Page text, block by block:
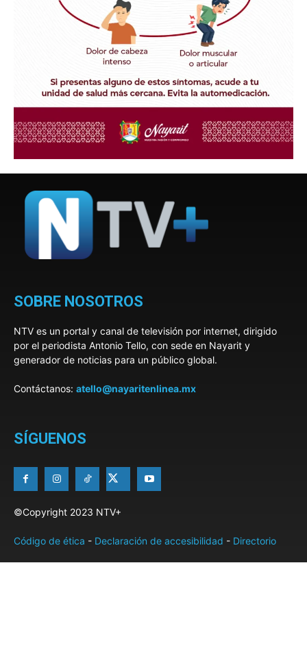
SOBRE NOSOTROS
NTV es un portal y canal de televisión por internet, dirigido
por el periodista Antonio Tello, con sede en Nayarit y
generador de noticias para un público global.
Contáctanos: atello@nayaritenlinea.mx
SÍGUENOS
©Copyright 2023 NTV+
Código de ética - Declaración de accesibilidad - Directorio